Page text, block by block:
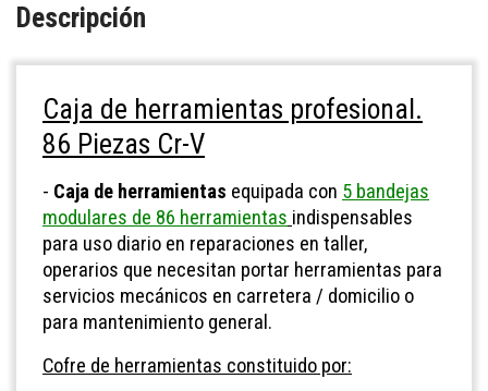
Descripción
Caja de herramientas profesional.
86 Piezas Cr-V
- Caja de herramientas equipada con 5 bandejas
modulares de 86 herramientas indispensables
para uso diario en reparaciones en taller,
operarios que necesitan portar herramientas para
servicios mecánicos en carretera / domicilio o
para mantenimiento general.
Cofre de herramientas constituido por: